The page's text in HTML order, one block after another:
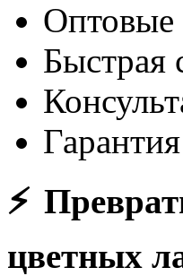
Оптовые
Быстрая
⚡
цветных